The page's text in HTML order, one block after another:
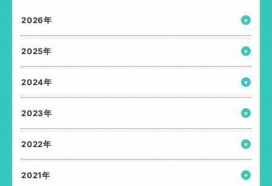
2026年
2025年
2024年
2023年
2022年
2021年